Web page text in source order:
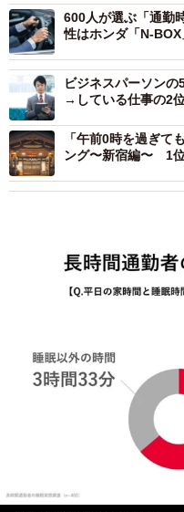
600人が選ぶ「通勤
性はホンダ「N-
ビジネスパーソンの
→している仕事の2
「午前0時を過ぎて
ング〜新宿編〜 1